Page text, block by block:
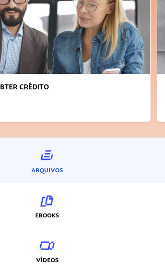
CRÉDITO
ARQUIVOS
EBOOKS
VÍDEOS